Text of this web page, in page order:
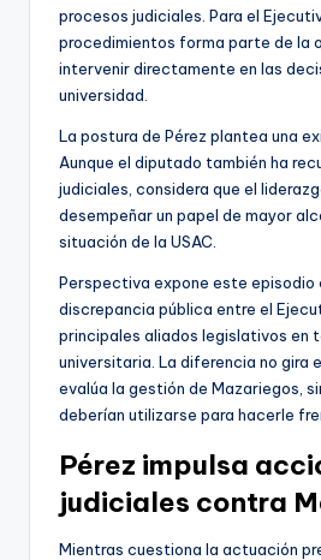
procesos judiciales. Para el
procedimientos forma parte de la
intervenir directamente en las
universidad.
La postura de Pérez plantea una
Aunque el diputado también ha
judiciales, considera que el
desempeñar un papel de mayor
situación de la USAC.
Perspectiva expone este episodio
discrepancia pública entre el
principales aliados legislativos en
universitaria. La diferencia no gira
evalúa la gestión de Mazariegos,
deberían utilizarse para hacerle
Pérez impulsa
judiciales contra
Mientras cuestiona la actuación